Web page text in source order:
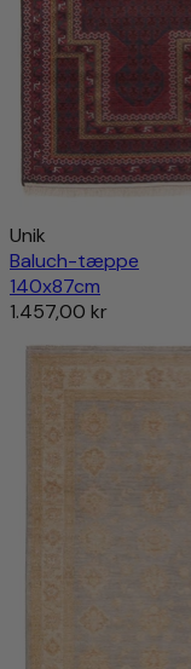
Unik
Baluch-tæppe
140x87cm
1.457,00 kr